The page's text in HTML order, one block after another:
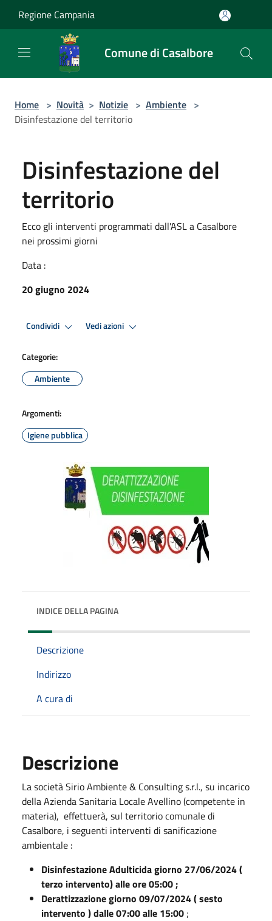
Regione Campania
Comune di Casalbore
Home > Novità > Notizie > Ambiente >
Disinfestazione del territorio
Disinfestazione del
territorio
Ecco gli interventi programmati dall'ASL a Casalbore
nei prossimi giorni
Data :
20 giugno 2024
Condividi Vedi azioni
Categorie:
Ambiente
Argomenti:
Igiene pubblica
INDICE DELLA PAGINA
Descrizione
Indirizzo
A cura di
Descrizione
La società Sirio Ambiente & Consulting s.r.l., su incarico
della Azienda Sanitaria Locale Avellino (competente in
materia), effettuerà, sul territorio comunale di
Casalbore, i seguenti interventi di sanificazione
ambientale :
Disinfestazione Adulticida giorno 27/06/2024 (
terzo intervento) alle ore 05:00 ;
Derattizzazione giorno 09/07/2024 ( sesto
intervento ) dalle 07:00 alle 15:00 ;